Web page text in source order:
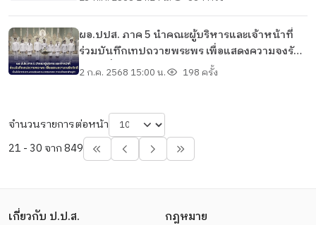
ผอ.ปปส. ภาค 5 นำคณะผู้บริหารและเจ้าหน้าที่
ร่วมบันทึกเทปถวายพระพร เพื่อแสดงความจงรัก
ภักดี เนื่องในโอกาสมหามงคลเฉลิม
2 ก.ค. 2568 15:00 น. 198 ครั้ง
จำนวนรายการต่อหน้า
21 - 30 จาก 849
เกี่ยวกับ ป.ป.ส. กฎหมาย